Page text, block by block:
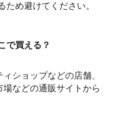
ため避けてください。
で買える？
ショップなどの店舗、
などの通販サイトから